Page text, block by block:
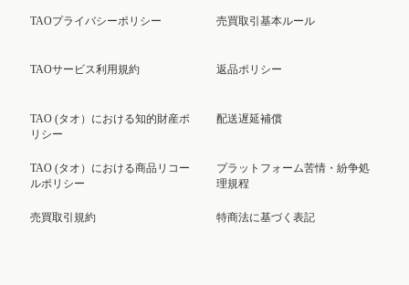
TAOプライバシーポリシー
TAOサービス利用規約
TAO (タオ）における知的財産ポ
リシー
TAO (タオ）における商品リコー
ルポリシー
売買取引規約
売買取引基本ルール
返品ポリシー
配送遅延補償
プラットフォーム苦情・紛争処
理規程
特商法に基づく表記